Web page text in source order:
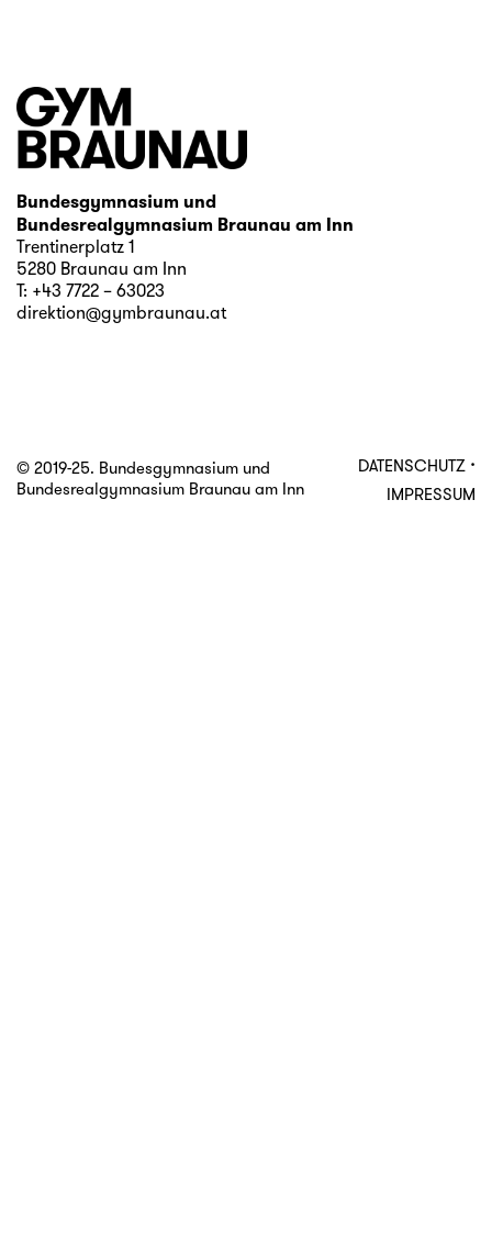
Bundesgymnasium und
Bundesrealgymnasium Braunau am Inn
Trentinerplatz 1
5280 Braunau am Inn
T: +43 7722 – 63023
direktion@gymbraunau.at
DATENSCHUTZ·
IMPRESSUM
© 2019-25. Bundesgymnasium und
Bundesrealgymnasium Braunau am Inn